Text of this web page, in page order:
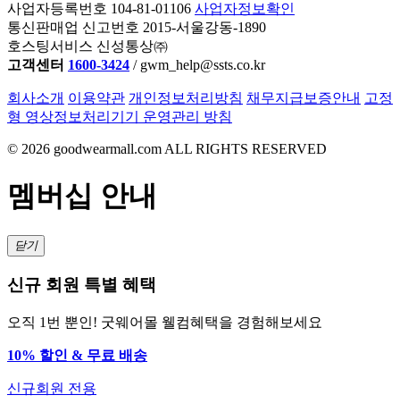
사업자등록번호 104-81-01106 사업자정보확인
통신판매업 신고번호 2015-서울강동-1890
호스팅서비스 신성통상㈜
고객센터 1600-3424 / gwm_help@ssts.co.kr
회사소개 이용약관 개인정보처리방침 채무지급보증안내 고정
형 영상정보처리기기 운영관리 방침
© 2026 goodwearmall.com ALL RIGHTS RESERVED
멤버십 안내
닫기
신규 회원 특별 혜택
오직 1번 뿐인! 굿웨어몰 웰컴혜택을 경험해보세요
10% 할인 & 무료 배송
신규회원 전용